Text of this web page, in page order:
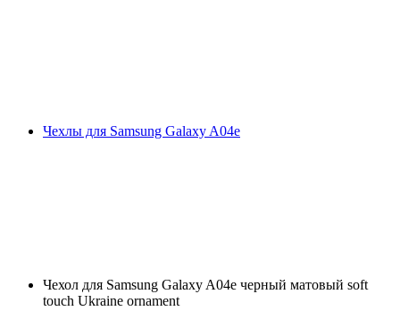
Чехлы для Samsung Galaxy A04e
Чехол для Samsung Galaxy A04e черный матовый soft
touch Ukraine ornament